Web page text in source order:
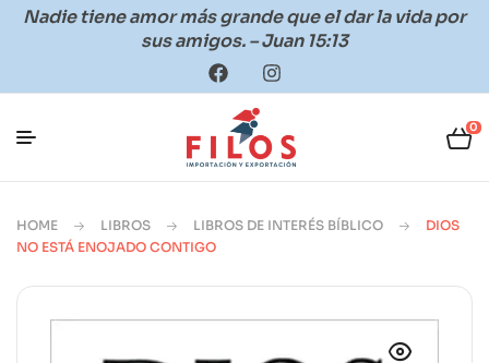
Nadie tiene amor más grande que el dar la vida por
sus amigos. – Juan 15:13
0
HOME LIBROS LIBROS DE INTERÉS BÍBLICO
DIOS
NO ESTÁ ENOJADO CONTIGO